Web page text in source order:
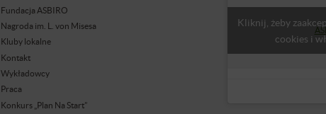
Fundacja ASBIRO
Nagroda im. L. von Misesa
Kluby lokalne
Kontakt
Wykładowcy
Praca
Konkurs „Plan Na Start”
Kliknij, żeby
cookies i